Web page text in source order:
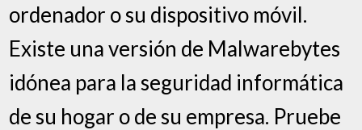
ordenador o su dispositivo móvil.
Existe una versión de Malwarebytes
idónea para la seguridad informática
de su hogar o de su empresa. Pruebe